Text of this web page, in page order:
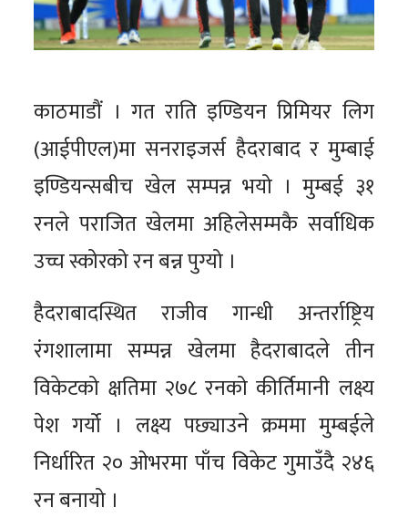
काठमाडौं । गत राति इण्डियन प्रिमियर लिग
(आईपीएल)मा सनराइजर्स हैदराबाद र मुम्बाई
इण्डियन्सबीच खेल सम्पन्न भयो । मुम्बई ३१
रनले पराजित खेलमा अहिलेसम्मकै सर्वाधिक
उच्च स्कोरको रन बन्न पुग्यो ।
हैदराबादस्थित राजीव गान्धी अन्तर्राष्ट्रिय
रंगशालामा सम्पन्न खेलमा हैदराबादले तीन
विकेटको क्षतिमा २७८ रनको कीर्तिमानी लक्ष्य
पेश गर्यो । लक्ष्य पछ्याउने क्रममा मुम्बईले
निर्धारित २० ओभरमा पाँच विकेट गुमाउँदै २४६
रन बनायो ।